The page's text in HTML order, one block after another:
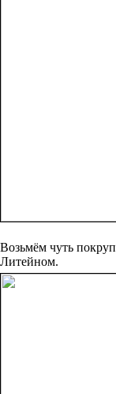
Возьмём чуть
Литейном.